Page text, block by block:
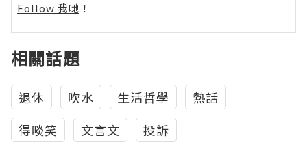
Follow 我哋 ！
相關話題
退休 吹水 生活哲學
熱話
得啖笑
文言文 投訴